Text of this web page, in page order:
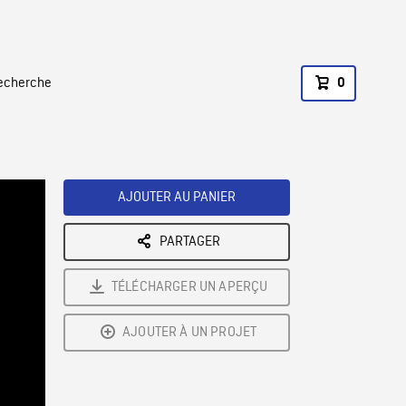
0
AJOUTER AU PANIER
PARTAGER
TÉLÉCHARGER UN APERÇU
AJOUTER À UN PROJET